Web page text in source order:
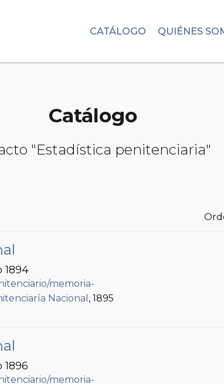
CATÁLOGO QUIÉNES
Catálogo
"Estadística penitenciaria"
1894
Nacional , 1895